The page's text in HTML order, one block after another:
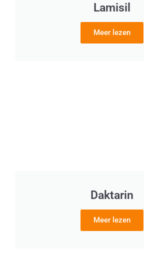
Lamisil
Meer lezen
Daktarin
Meer lezen